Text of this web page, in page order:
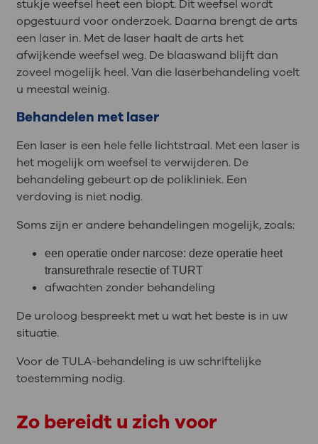
stukje weefsel heet een biopt. Dit weefsel wordt
opgestuurd voor onderzoek. Daarna brengt de arts
een laser in. Met de laser haalt de arts het
afwijkende weefsel weg. De blaaswand blijft dan
zoveel mogelijk heel. Van die laserbehandeling voelt
u meestal weinig.
Behandelen met laser
Een laser is een hele felle lichtstraal. Met een laser is
het mogelijk om weefsel te verwijderen. De
behandeling gebeurt op de polikliniek. Een
verdoving is niet nodig.
Soms zijn er andere behandelingen mogelijk, zoals:
een operatie onder narcose: deze operatie heet
transurethrale resectie of TURT
afwachten zonder behandeling
De uroloog bespreekt met u wat het beste is in uw
situatie.
Voor de TULA-behandeling is uw schriftelijke
toestemming nodig.
Zo bereidt u zich voor